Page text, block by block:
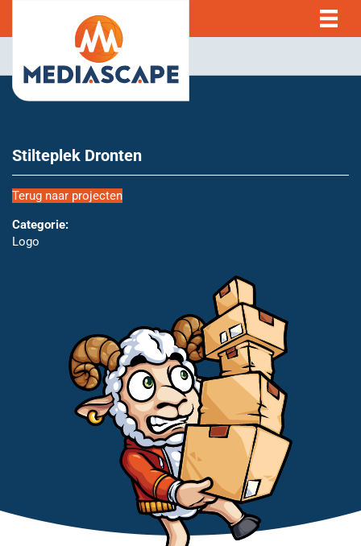
Stilteplek Dronten
Terug naar projecten
Categorie:
Logo